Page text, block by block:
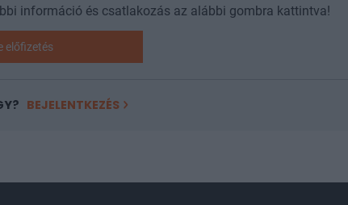
információ és csatlakozás az alábbi gombra kattintva!
előfizetés
BEJELENTKEZÉS